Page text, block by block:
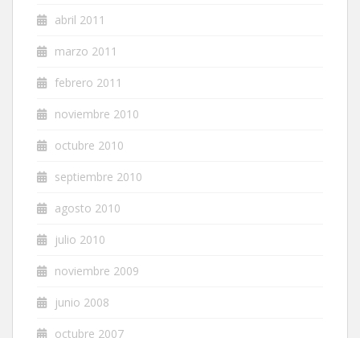
abril 2011
marzo 2011
febrero 2011
noviembre 2010
octubre 2010
septiembre 2010
agosto 2010
julio 2010
noviembre 2009
junio 2008
octubre 2007